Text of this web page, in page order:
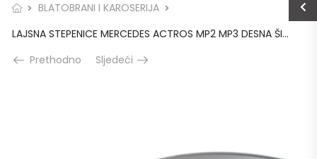
BLATOBRANI I KAROSERIJA
LAJSNA STEPENICE MERCEDES ACTROS MP2 MP3 DESNA ŠIROKA
Prethodno
Sljedeći